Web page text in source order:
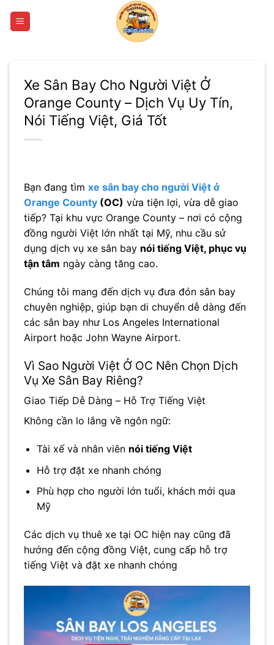
qua
Xe Sân Bay Cho Người Việt Ở
Orange County – Dịch Vụ Uy Tín,
Nói Tiếng Việt, Giá Tốt
Bạn đang tìm xe sân bay cho người Việt ở
Orange County (OC) vừa tiện lợi, vừa dễ giao
tiếp? Tại khu vực Orange County – nơi có cộng
đồng người Việt lớn nhất tại Mỹ, nhu cầu sử
dụng dịch vụ xe sân bay nói tiếng Việt, phục vụ
tận tâm ngày càng tăng cao.
Chúng tôi mang đến dịch vụ đưa đón sân bay
chuyên nghiệp, giúp bạn di chuyển dễ dàng đến
các sân bay như Los Angeles International
Airport hoặc John Wayne Airport.
Vì Sao Người Việt Ở OC Nên Chọn Dịch
Vụ Xe Sân Bay Riêng?
Giao Tiếp Dễ Dàng – Hỗ Trợ Tiếng Việt
Không cần lo lắng về ngôn ngữ:
Tài xế và nhân viên nói tiếng Việt
Hỗ trợ đặt xe nhanh chóng
Phù hợp cho người lớn tuổi, khách mới qua
Mỹ
Các dịch vụ thuê xe tại OC hiện nay cũng đã
hướng đến cộng đồng Việt, cung cấp hỗ trợ
tiếng Việt và đặt xe nhanh chóng